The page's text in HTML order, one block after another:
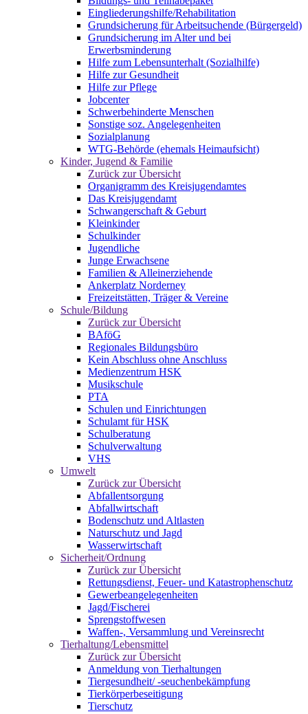
Eingliederungshilfe/Rehabilitation
Grundsicherung für Arbeitsuchende (Bürgergeld)
Grundsicherung im Alter und bei
Erwerbsminderung
Hilfe zum Lebensunterhalt (Sozialhilfe)
Hilfe zur Gesundheit
Hilfe zur Pflege
Jobcenter
Schwerbehinderte Menschen
Sonstige soz. Angelegenheiten
Sozialplanung
WTG-Behörde (ehemals Heimaufsicht)
Kinder, Jugend & Familie
Zurück zur Übersicht
Organigramm des Kreisjugendamtes
Das Kreisjugendamt
Schwangerschaft & Geburt
Kleinkinder
Schulkinder
Jugendliche
Junge Erwachsene
Familien & Alleinerziehende
Ankerplatz Norderney
Freizeitstätten, Träger & Vereine
Schule/Bildung
Zurück zur Übersicht
BAföG
Regionales Bildungsbüro
Kein Abschluss ohne Anschluss
Medienzentrum HSK
Musikschule
PTA
Schulen und Einrichtungen
Schulamt für HSK
Schulberatung
Schulverwaltung
VHS
Umwelt
Zurück zur Übersicht
Abfallentsorgung
Abfallwirtschaft
Bodenschutz und Altlasten
Naturschutz und Jagd
Wasserwirtschaft
Sicherheit/Ordnung
Zurück zur Übersicht
Rettungsdienst, Feuer- und Katastrophenschutz
Gewerbeangelegenheiten
Jagd/Fischerei
Sprengstoffwesen
Waffen-, Versammlung und Vereinsrecht
Tierhaltung/Lebensmittel
Zurück zur Übersicht
Anmeldung von Tierhaltungen
Tiergesundheit/ -seuchenbekämpfung
Tierkörperbeseitigung
Tierschutz